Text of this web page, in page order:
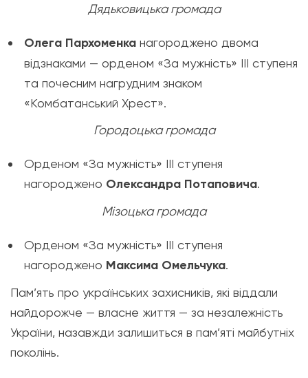
Дядьковицька громада
Олега Пархоменка нагороджено двома
відзнаками — орденом «За мужність» ІІІ ступеня
та почесним нагрудним знаком
«Комбатанський Хрест».
Городоцька громада
Орденом «За мужність» ІІІ ступеня
нагороджено Олександра Потаповича.
Мізоцька громада
Орденом «За мужність» ІІІ ступеня
нагороджено Максима Омельчука.
Пам’ять про українських захисників, які віддали
найдорожче — власне життя — за незалежність
України, назавжди залишиться в пам’яті майбутніх
поколінь.